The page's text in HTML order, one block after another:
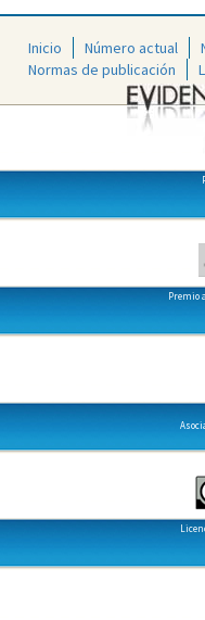
Inicio Número actual
Normas de publicación
Premio